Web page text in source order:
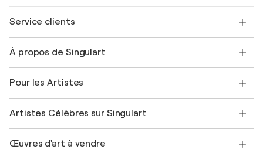
Service clients
Expédition
Offrir une carte cadeau
Rejoignez notre programme commercial
Mon compte
+33 1 76 44 06 42
À propos de Singulart
FAQ
Magazine Singulart
Emplois
Découvrez une sélection d'art original
Pour les Artistes
Se connecter en tant qu'Artiste
Artistes Célèbres sur Singulart
Marc Chagall
Œuvres d'art à vendre